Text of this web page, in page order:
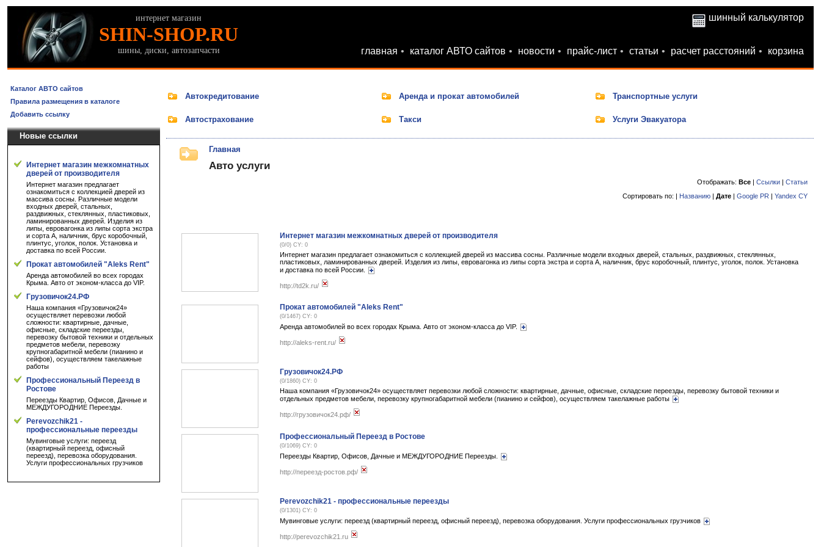
интернет магазин
SHIN-SHOP.RU
шины, диски, автозапчасти
шинный калькулятор
главная • каталог АВТО сайтов • новости • прайс-лист • статьи • расчет расстояний • корзина
Каталог АВТО сайтов
Правила размещения в каталоге
Добавить ссылку
Новые ссылки
Интернет магазин межкомнатных
дверей от производителя
Интернет магазин предлагает
ознакомиться с коллекцией дверей из
массива сосны. Различные модели
входных дверей, стальных,
раздвижных, стеклянных, пластиковых,
ламинированных дверей. Изделия из
липы, евровагонка из липы сорта экстра
и сорта А, наличник, брус коробочный,
плинтус, уголок, полок. Установка и
доставка по всей России.
Прокат автомобилей "Aleks Rent"
Аренда автомобилей во всех городах
Крыма. Авто от эконом-класса до VIP.
Грузовичок24.РФ
Наша компания «Грузовичок24»
осуществляет перевозки любой
сложности: квартирные, дачные,
офисные, складские переезды,
перевозку бытовой техники и отдельных
предметов мебели, перевозку
крупногабаритной мебели (пианино и
сейфов), осуществляем такелажные
работы
Профессиональный Переезд в
Ростове
Переезды Квартир, Офисов, Дачные и
МЕЖДУГОРОДНИЕ Переезды.
Perevozchik21 -
профессиональные переезды
Мувинговые услуги: переезд
(квартирный переезд, офисный
переезд), перевозка оборудования.
Услуги профессиональных грузчиков
Автокредитование
Автострахование
Аренда и прокат автомобилей
Такси
Транспортные услуги
Услуги Эвакуатора
Главная
Авто услуги
Отображать: Все | Ссылки | Статьи
Сортировать по: | Названию | Дате | Google PR | Yandex CY
Интернет магазин межкомнатных дверей от производителя
(0/0) CY: 0
Интернет магазин предлагает ознакомиться с коллекцией дверей из массива сосны. Различные модели входных дверей, стальных, раздвижных, стеклянных,
пластиковых, ламинированных дверей. Изделия из липы, евровагонка из липы сорта экстра и сорта А, наличник, брус коробочный, плинтус, уголок, полок. Установка
и доставка по всей России.
http://td2k.ru/
Прокат автомобилей "Aleks Rent"
(0/1467) CY: 0
Аренда автомобилей во всех городах Крыма. Авто от эконом-класса до VIP.
http://aleks-rent.ru/
Грузовичок24.РФ
(0/1860) CY: 0
Наша компания «Грузовичок24» осуществляет перевозки любой сложности: квартирные, дачные, офисные, складские переезды, перевозку бытовой техники и
отдельных предметов мебели, перевозку крупногабаритной мебели (пианино и сейфов), осуществляем такелажные работы
http://грузовичок24.рф/
Профессиональный Переезд в Ростове
(0/1069) CY: 0
Переезды Квартир, Офисов, Дачные и МЕЖДУГОРОДНИЕ Переезды.
http://переезд-ростов.рф/
Perevozchik21 - профессиональные переезды
(0/1301) CY: 0
Мувинговые услуги: переезд (квартирный переезд, офисный переезд), перевозка оборудования. Услуги профессиональных грузчиков
http://perevozchik21.ru